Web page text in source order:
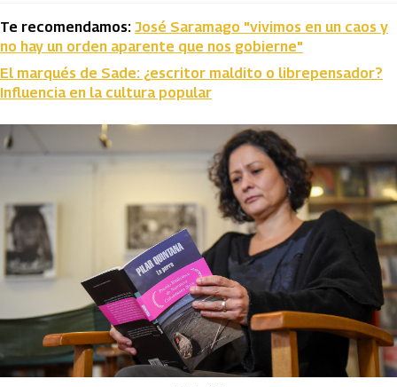
Te recomendamos: José Saramago "vivimos en un caos y
no hay un orden aparente que nos gobierne"
El marqués de Sade: ¿escritor maldito o librepensador?
Influencia en la cultura popular